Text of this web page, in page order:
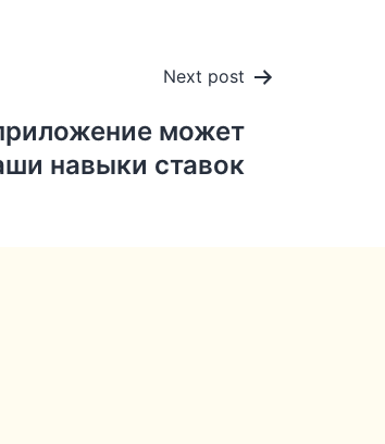
Next post
может
навыки ставок